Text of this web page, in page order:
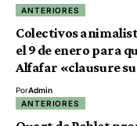
ANTERIORES
Colectivos
el 9 de enero para
Alfafar «clausure
PorAdmin
ANTERIORES